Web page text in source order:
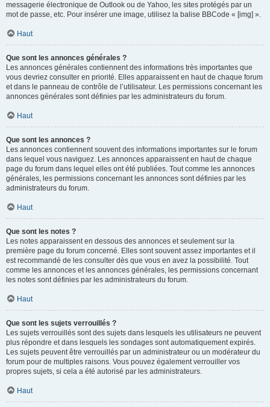
messagerie électronique de Outlook ou de Yahoo, les sites protégés par un
mot de passe, etc. Pour insérer une image, utilisez la balise BBCode « [img] ».
Haut
Que sont les annonces générales ?
Les annonces générales contiennent des informations très importantes que
vous devriez consulter en priorité. Elles apparaissent en haut de chaque forum
et dans le panneau de contrôle de l’utilisateur. Les permissions concernant les
annonces générales sont définies par les administrateurs du forum.
Haut
Que sont les annonces ?
Les annonces contiennent souvent des informations importantes sur le forum
dans lequel vous naviguez. Les annonces apparaissent en haut de chaque
page du forum dans lequel elles ont été publiées. Tout comme les annonces
générales, les permissions concernant les annonces sont définies par les
administrateurs du forum.
Haut
Que sont les notes ?
Les notes apparaissent en dessous des annonces et seulement sur la
première page du forum concerné. Elles sont souvent assez importantes et il
est recommandé de les consulter dès que vous en avez la possibilité. Tout
comme les annonces et les annonces générales, les permissions concernant
les notes sont définies par les administrateurs du forum.
Haut
Que sont les sujets verrouillés ?
Les sujets verrouillés sont des sujets dans lesquels les utilisateurs ne peuvent
plus répondre et dans lesquels les sondages sont automatiquement expirés.
Les sujets peuvent être verrouillés par un administrateur ou un modérateur du
forum pour de multiples raisons. Vous pouvez également verrouiller vos
propres sujets, si cela a été autorisé par les administrateurs.
Haut